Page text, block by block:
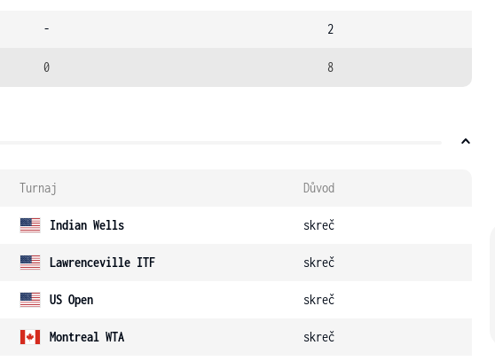
- 2
0 8
Turnaj Důvod
Indian Wells skreč
Lawrenceville ITF skreč
US Open skreč
Montreal WTA skreč